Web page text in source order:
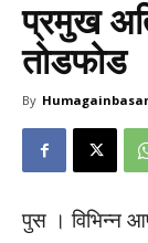
प्रमुख
तोडफोड
By
पुस । विभिन्न